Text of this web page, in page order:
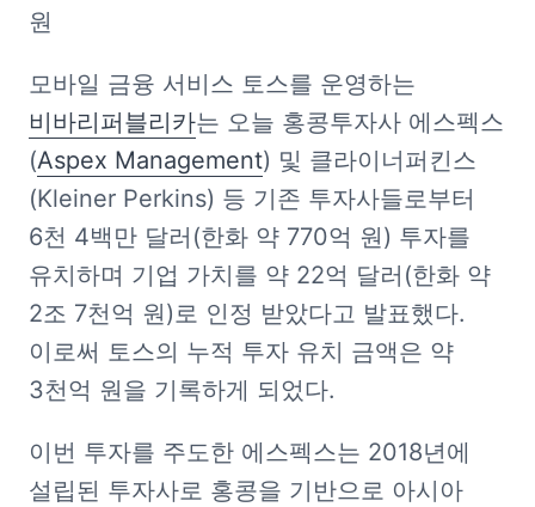
원
비바리퍼블리카는 오늘 홍콩투자사 에스펙스
(Aspex Management) 및 클라이너퍼킨스
(Kleiner Perkins) 등 기존 투자사들로부터
6천 4백만 달러(한화 약 770억 원) 투자를
유치하며 기업 가치를 약 22억 달러(한화 약
2조 7천억 원)로 인정 받았다고 발표했다.
이로써 토스의 누적 투자 유치 금액은 약
3천억 원을 기록하게 되었다.
이번 투자를 주도한 에스펙스는 2018년에
설립된 투자사로 홍콩을 기반으로 아시아